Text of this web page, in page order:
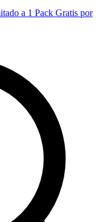
a 1 Pack Gratis por